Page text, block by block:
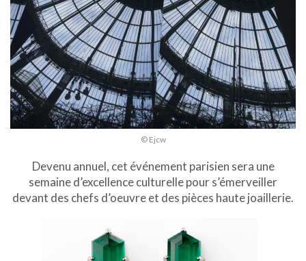
© Ejcw
Devenu annuel, cet événement parisien sera une
semaine d’excellence culturelle pour s’émerveiller
devant des chefs d’oeuvre et des pièces haute joaillerie.